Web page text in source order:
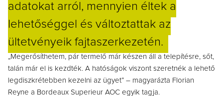
adatokat arról, mennyien éltek a
lehetőséggel és változtattak az
ültetvényeik fajtaszerkezetén.
„Megerősíthetem, pár termelő már készen áll a telepítésre, sőt,
talán már el is kezdték. A hatóságok viszont szeretnék a lehető
legdiszkrétebben kezelni az ügyet” – magyarázta Florian
Reyne a Bordeaux Superieur AOC egyik tagja.